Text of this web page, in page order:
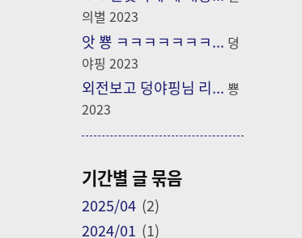
의별 2023
앗 뿅 ㅋㅋㅋㅋㅋㅋㅋ... 뎡
야핑 2023
외전보고 덩야핑님 리... 뿅
2023
기간별 글 묶음
2025/04 (2)
2024/01 (1)